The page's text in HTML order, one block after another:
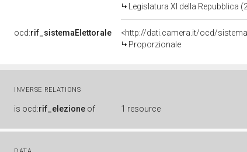
Legislatura XI della Repubblica
ocd:rif_sistemaElettorale
<http://dati.camera.it/ocd/
Proporzionale
INVERSE RELATIONS
is ocd:rif_elezione of 1 resource